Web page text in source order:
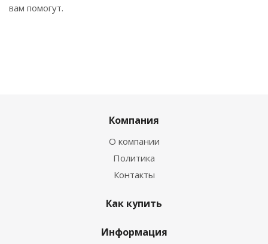
вам помогут.
Компания
О компании
Политика
Контакты
Как купить
Информация